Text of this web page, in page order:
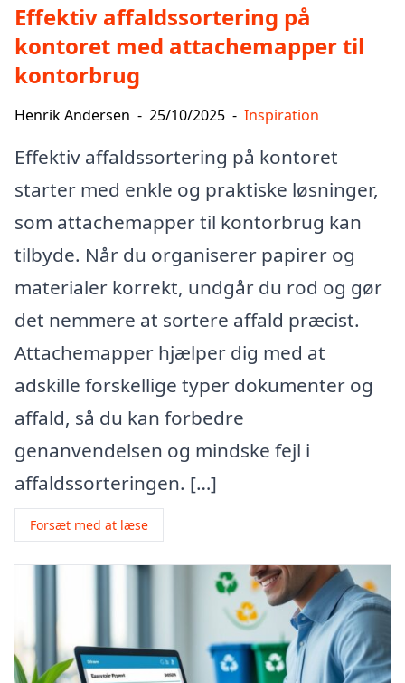
Effektiv affaldssortering på
kontoret med attachemapper til
kontorbrug
Henrik Andersen - 25/10/2025 - Inspiration
Effektiv affaldssortering på kontoret
starter med enkle og praktiske løsninger,
som attachemapper til kontorbrug kan
tilbyde. Når du organiserer papirer og
materialer korrekt, undgår du rod og gør
det nemmere at sortere affald præcist.
Attachemapper hjælper dig med at
adskille forskellige typer dokumenter og
affald, så du kan forbedre
genanvendelsen og mindske fejl i
affaldssorteringen. […]
Forsæt med at læse